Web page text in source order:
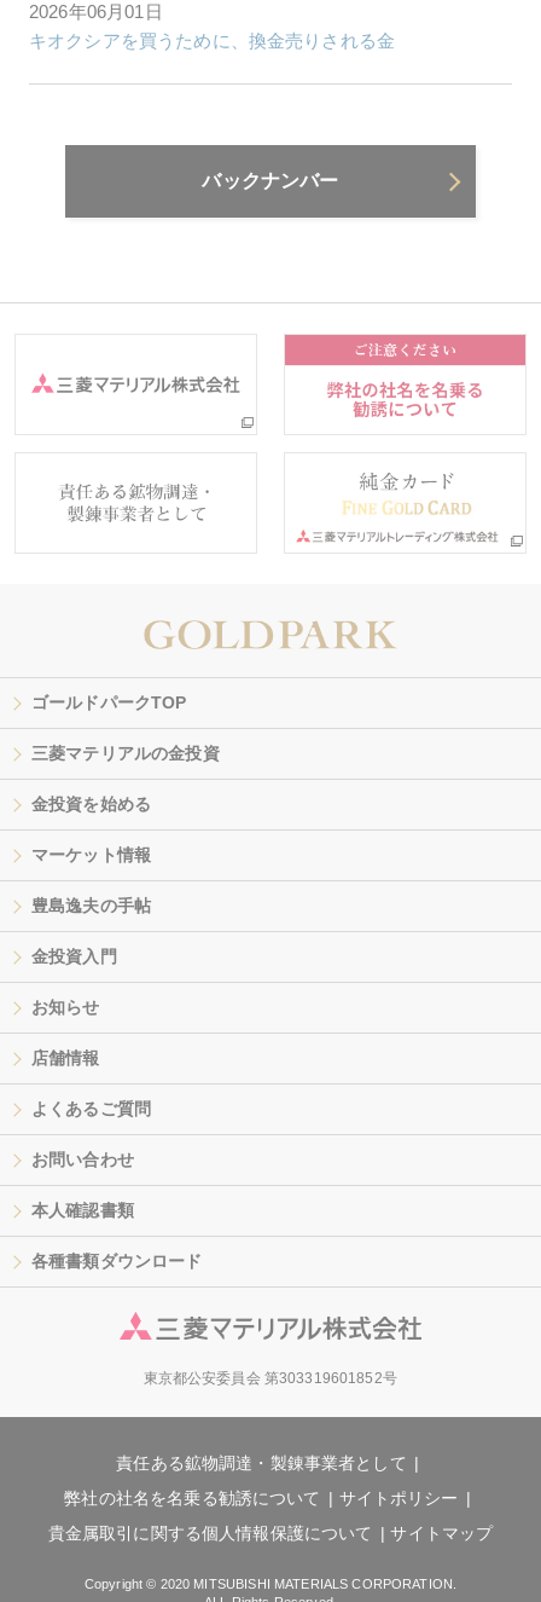
2026年06月01日
キオクシアを買うために、換金売りされる金
バックナンバー
ゴールドパークTOP
三菱マテリアルの金投資
金投資を始める
マーケット情報
豊島逸夫の手帖
金投資入門
お知らせ
店舗情報
よくあるご質問
お問い合わせ
本人確認書類
各種書類ダウンロード
東京都公安委員会 第303319601852号
責任ある鉱物調達・製錬事業者として
弊社の社名を名乗る勧誘について
サイトポリシー
貴金属取引に関する個人情報保護について
サイトマップ
Copyright © 2020 MITSUBISHI MATERIALS CORPORATION.